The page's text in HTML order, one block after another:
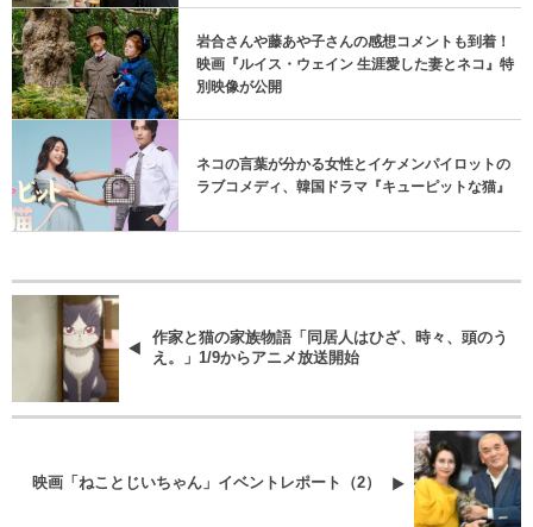
岩合さんや藤あや子さんの感想コメントも到着！
映画『ルイス・ウェイン 生涯愛した妻とネコ』特
別映像が公開
ネコの言葉が分かる女性とイケメンパイロットの
ラブコメディ、韓国ドラマ『キューピットな猫』
作家と猫の家族物語「同居人はひざ、時々、頭のう
え。」1/9からアニメ放送開始
映画「ねことじいちゃん」イベントレポート（2）